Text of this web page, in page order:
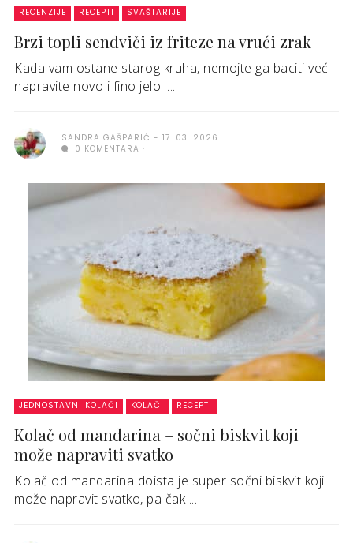
RECENZIJE RECEPTI SVAŠTARIJE
Brzi topli sendviči iz friteze na vrući zrak
Kada vam ostane starog kruha, nemojte ga baciti već
napravite novo i fino jelo. ...
SANDRA GAŠPARIĆ
17. 03. 2026.
0 KOMENTARA
JEDNOSTAVNI KOLAČI KOLAČI RECEPTI
Kolač od mandarina – sočni biskvit koji
može napraviti svatko
Kolač od mandarina doista je super sočni biskvit koji
može napravit svatko, pa čak ...